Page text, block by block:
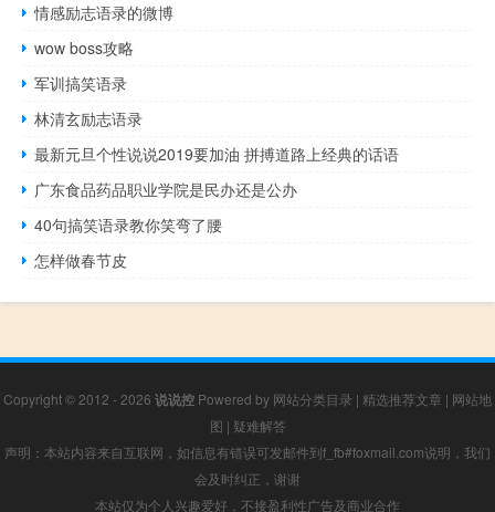
情感励志语录的微博
wow boss攻略
军训搞笑语录
林清玄励志语录
最新元旦个性说说2019要加油 拼搏道路上经典的话语
广东食品药品职业学院是民办还是公办
40句搞笑语录教你笑弯了腰
怎样做春节皮
Copyright © 2012 - 2026 说说控 Powered by 网站分类目录 | 精选推荐文章 | 网站地
图 | 疑难解答
声明：本站内容来自互联网，如信息有错误可发邮件到f_fb#foxmail.com说明，我们
会及时纠正，谢谢
本站仅为个人兴趣爱好，不接盈利性广告及商业合作